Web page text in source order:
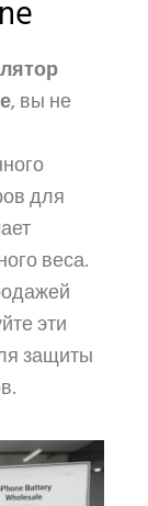
, вы не
для
веса.
эти
защиты